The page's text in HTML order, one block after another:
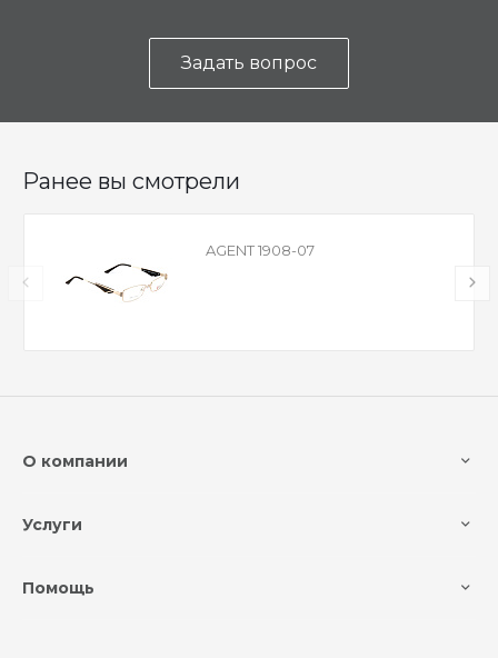
Задать вопрос
Ранее вы смотрели
AGENT 1908-07
О компании
Услуги
Помощь